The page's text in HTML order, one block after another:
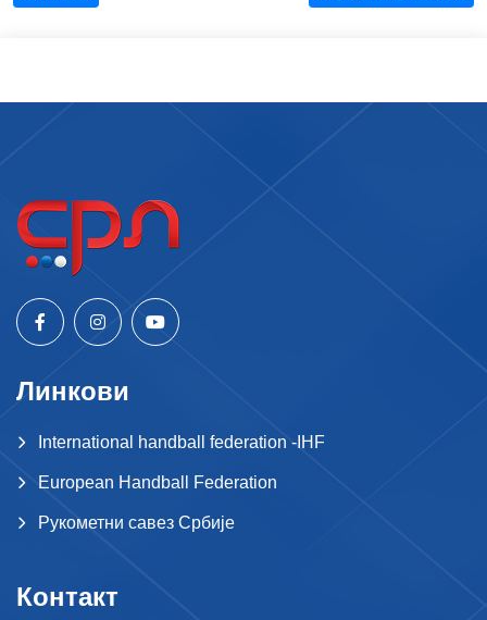
Линкови
International handball federation -IHF
European Handball Federation
Рукометни савез Србије
Контакт